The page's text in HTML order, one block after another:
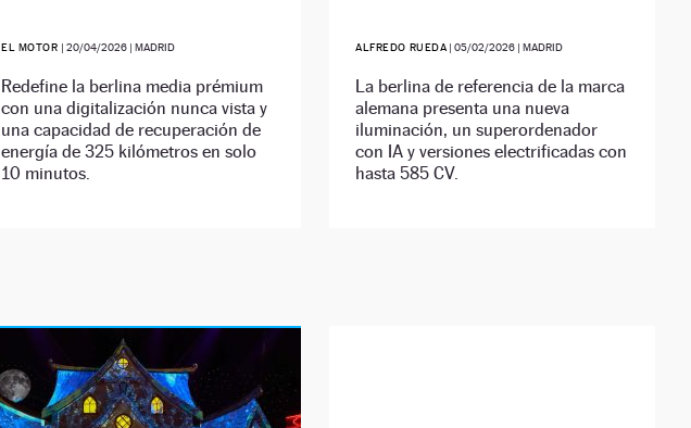
EL MOTOR | 20/04/2026| MADRID
Redefine la berlina media prémium
con una digitalización nunca vista y
una capacidad de recuperación de
energía de 325 kilómetros en solo
10 minutos.
ALFREDO RUEDA |05/02/2026 | MADRID
La berlina de referencia de la marca
alemana presenta una nueva
iluminación, un superordenador
con IA y versiones electrificadas con
hasta 585 CV.